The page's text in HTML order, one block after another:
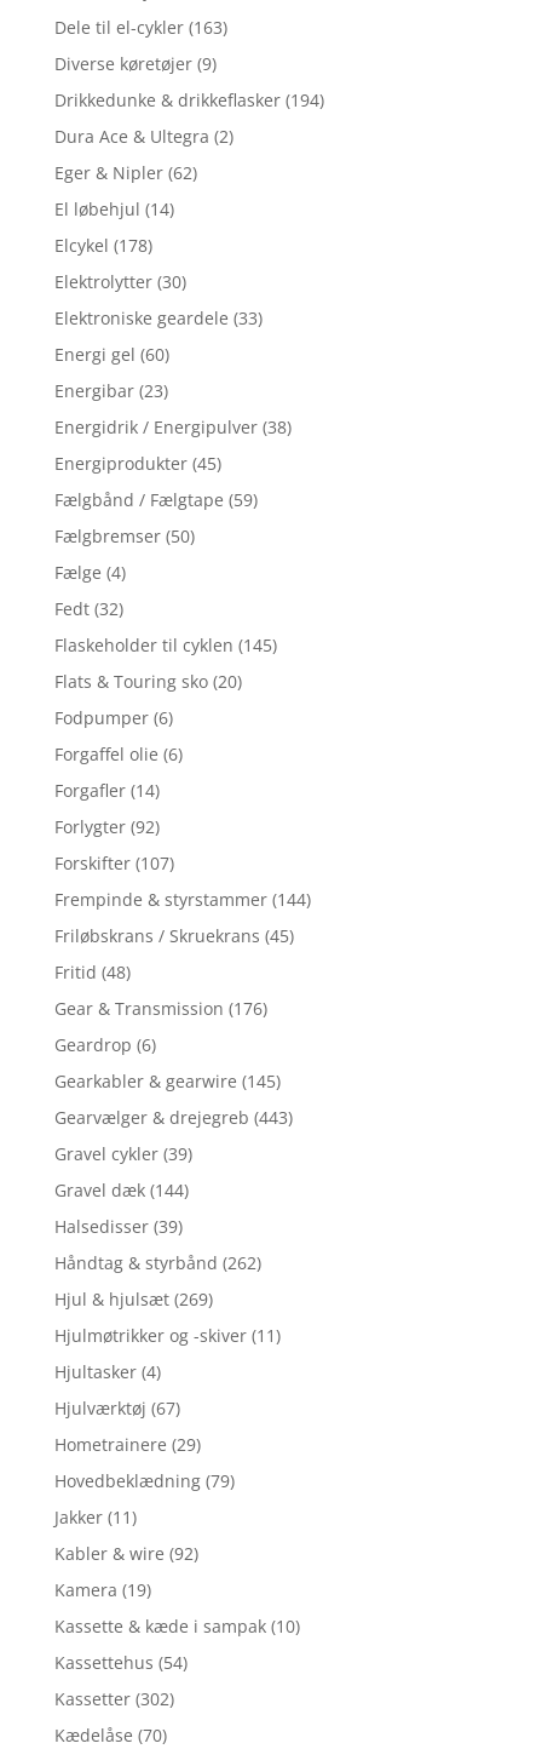
Dele til el-cykler (163)
Diverse køretøjer (9)
Drikkedunke & drikkeflasker (194)
Dura Ace & Ultegra (2)
Eger & Nipler (62)
El løbehjul (14)
Elcykel (178)
Elektrolytter (30)
Elektroniske geardele (33)
Energi gel (60)
Energibar (23)
Energidrik / Energipulver (38)
Energiprodukter (45)
Fælgbånd / Fælgtape (59)
Fælgbremser (50)
Fælge (4)
Fedt (32)
Flaskeholder til cyklen (145)
Flats & Touring sko (20)
Fodpumper (6)
Forgaffel olie (6)
Forgafler (14)
Forlygter (92)
Forskifter (107)
Frempinde & styrstammer (144)
Friløbskrans / Skruekrans (45)
Fritid (48)
Gear & Transmission (176)
Geardrop (6)
Gearkabler & gearwire (145)
Gearvælger & drejegreb (443)
Gravel cykler (39)
Gravel dæk (144)
Halsedisser (39)
Håndtag & styrbånd (262)
Hjul & hjulsæt (269)
Hjulmøtrikker og -skiver (11)
Hjultasker (4)
Hjulværktøj (67)
Hometrainere (29)
Hovedbeklædning (79)
Jakker (11)
Kabler & wire (92)
Kamera (19)
Kassette & kæde i sampak (10)
Kassettehus (54)
Kassetter (302)
Kædelåse (70)